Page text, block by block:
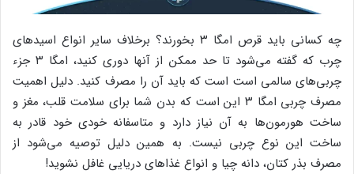
چه کسانی باید قرص امگا ۳ بخورند؟ برخلاف سایر انواع اسیدهای
چرب که گفته می‌شود تا حد ممکن از آنها دوری کنید، امگا ۳ جزء
چربی‌های سالمی است است که باید آن را مصرف کنید. دلیل اهمیت
مصرف چربی امگا ۳ این است که بدن شما برای سلامت قلب، مغز و
ساخت هورمون‌ها به آن نیاز دارد و متاسفانه خودی خود قادر به
ساخت این نوع چربی نیست. به همین دلیل توصیه می‌شود از
مصرف بذر کتان، دانه چیا و انواع غذاهای دریایی غافل نشوید!